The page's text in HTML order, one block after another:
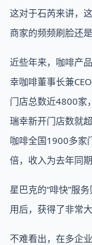
这对于石芮来讲，
商家的频频刷脸还
近些年来，咖啡产
幸咖啡董事长兼
门店总数近4800家
瑞幸新开门店数就
咖啡全国1900多家
倍，收入为去年同
星巴克的“啡快”服
用后，获得了非常
不难看出，在多企